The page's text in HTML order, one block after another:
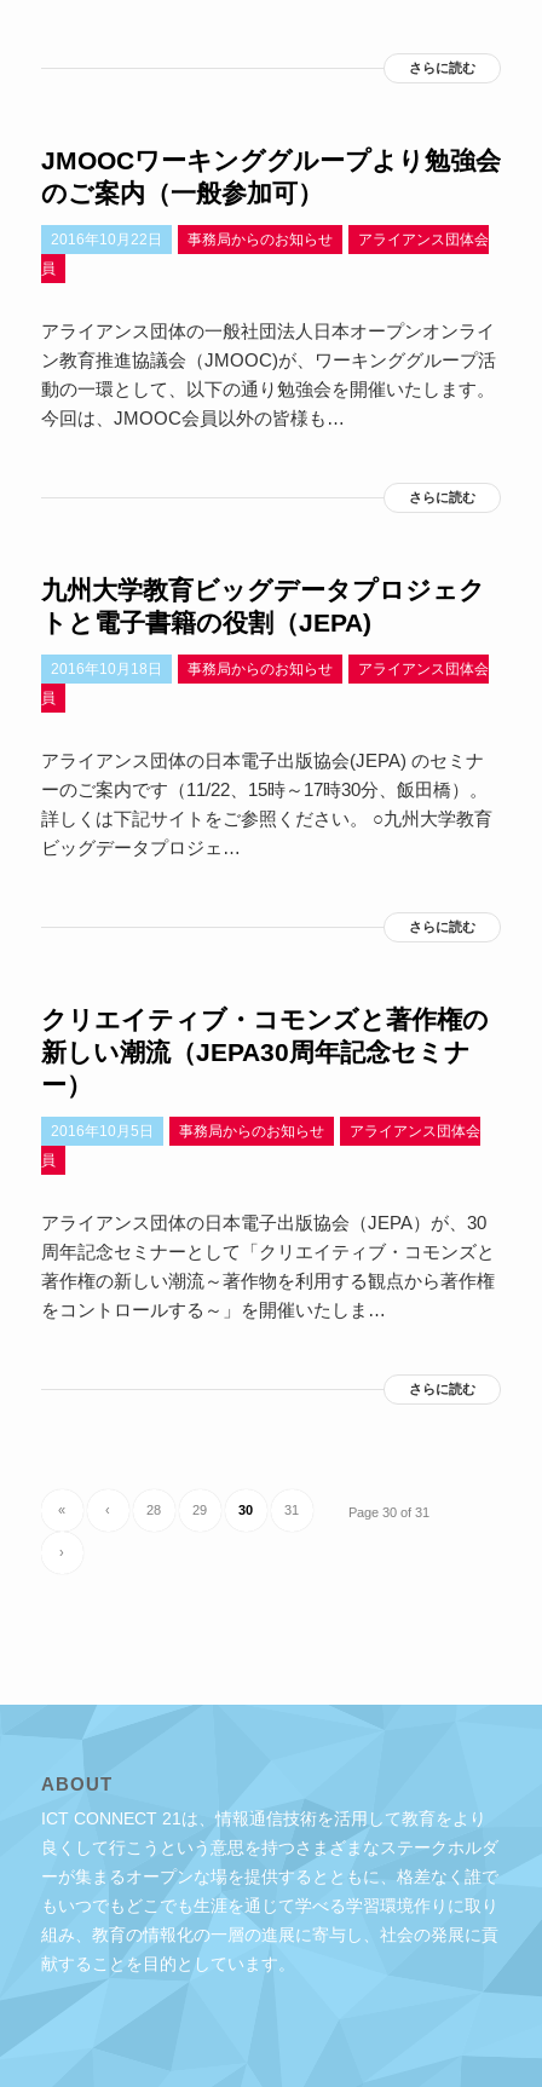
さらに読む
JMOOCワーキンググループより勉強会
のご案内（一般参加可）
2016年10月22日 事務局からのお知らせ
アライアンス団体会
員
アライアンス団体の一般社団法人日本オープンオンライ
ン教育推進協議会（JMOOC)が、ワーキンググループ活
動の一環として、以下の通り勉強会を開催いたします。
今回は、JMOOC会員以外の皆様も…
さらに読む
九州大学教育ビッグデータプロジェク
トと電子書籍の役割（JEPA)
2016年10月18日 事務局からのお知らせ
アライアンス団体会
員
アライアンス団体の日本電子出版協会(JEPA) のセミナ
ーのご案内です（11/22、15時～17時30分、飯田橋）。
詳しくは下記サイトをご参照ください。 ○九州大学教育
ビッグデータプロジェ…
さらに読む
クリエイティブ・コモンズと著作権の
新しい潮流（JEPA30周年記念セミナ
ー）
2016年10月5日 事務局からのお知らせ
アライアンス団体会
員
アライアンス団体の日本電子出版協会（JEPA）が、30
周年記念セミナーとして「クリエイティブ・コモンズと
著作権の新しい潮流～著作物を利用する観点から著作権
をコントロールする～」を開催いたしま…
さらに読む
Page 30 of 31
« ‹ 28 29 30 31
›
ABOUT
ICT CONNECT 21は、情報通信技術を活用して教育をより
良くして行こうという意思を持つさまざまなステークホルダ
ーが集まるオープンな場を提供するとともに、格差なく誰で
もいつでもどこでも生涯を通じて学べる学習環境作りに取り
組み、教育の情報化の一層の進展に寄与し、社会の発展に貢
献することを目的としています。